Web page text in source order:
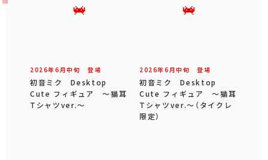
2026年6 月中旬 登場
初音ミク Desktop
Cute フィギュア ～猫耳
Tシャツver.～
2026年6 月中旬 登場
初音ミク Desktop
Cute フィギュア ～猫耳
Tシャツver.～（タイクレ
限定）